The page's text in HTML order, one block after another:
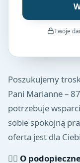
Twoje
Poszukujemy
Pani Marianne –
potrzebuje
sobie spokojną
oferta jest dla
👩‍⚕️ O